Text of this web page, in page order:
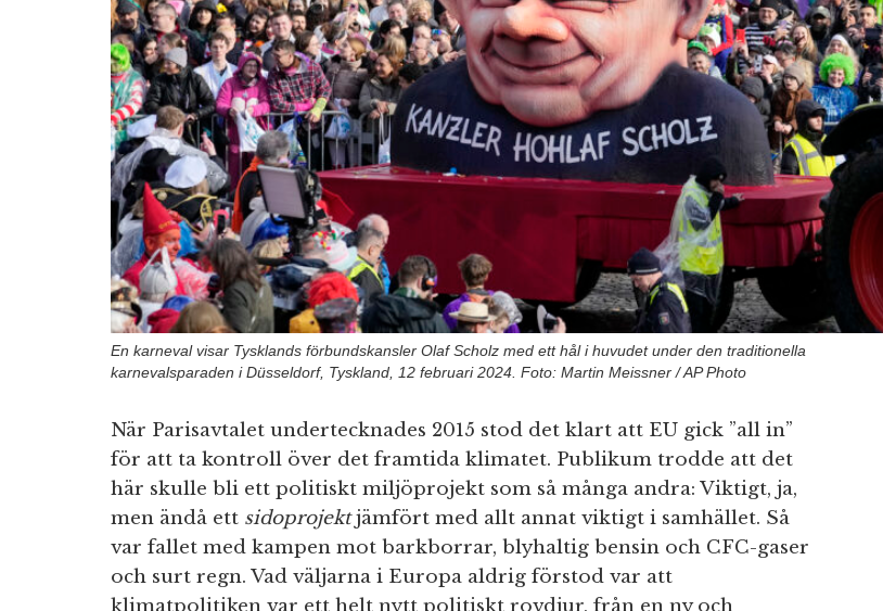
En karneval visar Tysklands förbundskansler Olaf Scholz med ett hål i huvudet under den traditionella
karnevalsparaden i Düsseldorf, Tyskland, 12 februari 2024. Foto: Martin Meissner / AP Photo
När Parisavtalet undertecknades 2015 stod det klart att EU gick ”all in”
för att ta kontroll över det framtida klimatet. Publikum trodde att det
här skulle bli ett politiskt miljöprojekt som så många andra: Viktigt, ja,
men ändå ett sidoprojektjämfört med allt annat viktigt i samhället. Så
var fallet med kampen mot barkborrar, blyhaltig bensin och CFC-gaser
och surt regn. Vad väljarna i Europa aldrig förstod var att
klimatpolitiken var ett helt nytt politiskt rovdjur, från en ny och